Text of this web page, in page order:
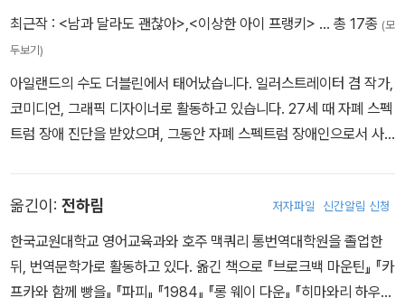
프랭키는 기타리스트로서 놀라운 기량을 보여주고, 드디어 밴드 ‘갤
럭틱 트래시(우주 쓰레기)’의 멤버로 영입 제안을 받는다. 둘밖에 없
던 친구가 넷이 되면서, 프랭키는 자신에 대한 믿음을 회복하고 연대
의 힘과 우정의 따뜻함을 맛보게 된다. 그리고 우여곡절 끝에 성취의
기쁨까지! 힘겹지만 당당하게 자신의 목소리를 찾아가는 프랭키의 자
최근작 : <남과 달라도 괜찮아>,<이상한 아이 프랭키> … 총 17종 (모
두보기)
아일랜드의 수도 더블린에서 태어났습니다. 일러스트레이터 겸 작가,
코미디언, 그래픽 디자이너로 활동하고 있습니다. 27세 때 자폐 스펙
트럼 장애 진단을 받았으며, 그동안 자폐 스펙트럼 장애인으로서 사
IFE_DOOLEY
옮긴이: 전하림 저자파일 신간알림 신청
한국교원대학교 영어교육과와 호주 맥쿼리 통번역대학원을 졸업한
뒤, 번역문학가로 활동하고 있다. 옮긴 책으로 『브로크백 마운틴』 『카
프카와 함께 빵을』 『파피』 『1984』 『롱 웨이 다운』 『히마와리 하우